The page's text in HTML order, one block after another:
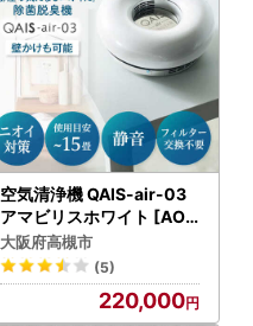
空気清浄機 QAIS-air-03
アマビリスホワイト [AOA
F009] 空気清浄機
大阪府高槻市
(5)
220,000